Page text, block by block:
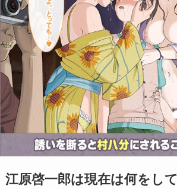
江原啓一郎は現在は何をし